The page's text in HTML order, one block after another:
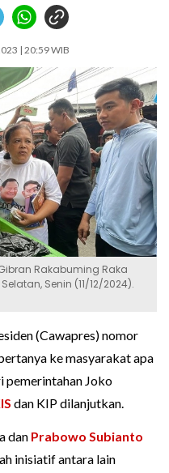
| 20:59 WIB
Rakabuming Raka
Senin (11/12/2024).
(Cawapres) nomor
ke masyarakat apa
pemerintahan Joko
dan KIP dilanjutkan.
dan Prabowo Subianto
inisiatif antara lain